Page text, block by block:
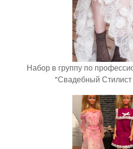
Набор в группу по
"Свадебный Стилист